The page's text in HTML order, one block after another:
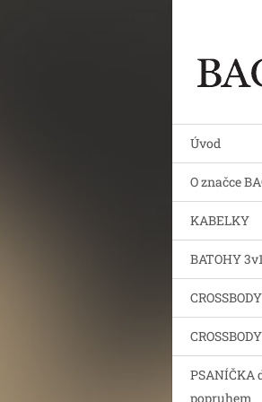
Úvod
O značce
KABELKY
BATOHY 3v1
PSANÍČKA
popruhem